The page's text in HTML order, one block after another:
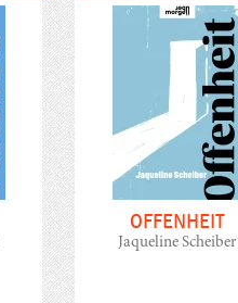
OFFENHEIT
Jaqueline Scheiber